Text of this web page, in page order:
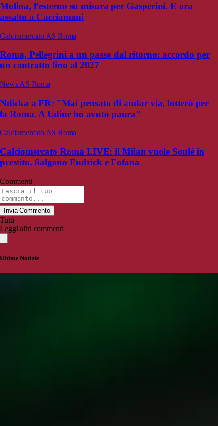
Molina, l’esterno su misura per Gasperini. E ora
assalto a Cacciamani
Calciomercato AS Roma
Roma, Pellegrini a un passo dal ritorno: accordo per
un contratto fino al 2027
News AS Roma
Ndicka a FR: "Mai pensato di andar via, lotterò per
la Roma. A Udine ho avuto paura"
Calciomercato AS Roma
Calciomercato Roma LIVE: il Milan vuole Soulé in
prestito. Salgono Endrick e Fofana
Commenti
Invia Commento
Tutti
Leggi altri commenti
Ultime Notizie